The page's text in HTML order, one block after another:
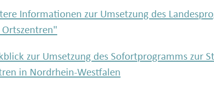
Informationen zur Umsetzung des
zur Umsetzung des Sofort­programms zur
in Nordrhein-Westfalen